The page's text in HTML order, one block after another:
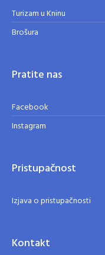
Turizam u Kninu
Brošura
Pratite nas
Facebook
Instagram
Pristupačnost
Izjava o pristupačnosti
Kontakt